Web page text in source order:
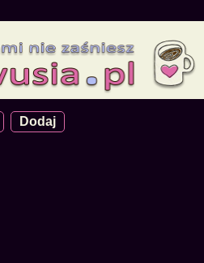
Dodaj